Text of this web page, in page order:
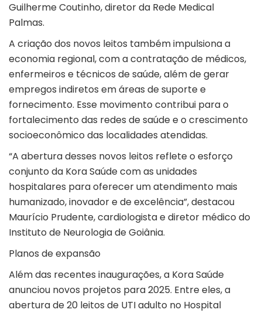
Guilherme Coutinho, diretor da Rede Medical
Palmas.
A criação dos novos leitos também impulsiona a
economia regional, com a contratação de médicos,
enfermeiros e técnicos de saúde, além de gerar
empregos indiretos em áreas de suporte e
fornecimento. Esse movimento contribui para o
fortalecimento das redes de saúde e o crescimento
socioeconômico das localidades atendidas.
“A abertura desses novos leitos reflete o esforço
conjunto da Kora Saúde com as unidades
hospitalares para oferecer um atendimento mais
humanizado, inovador e de excelência”, destacou
Maurício Prudente, cardiologista e diretor médico do
Instituto de Neurologia de Goiânia.
Planos de expansão
Além das recentes inaugurações, a Kora Saúde
anunciou novos projetos para 2025. Entre eles, a
abertura de 20 leitos de UTI adulto no Hospital